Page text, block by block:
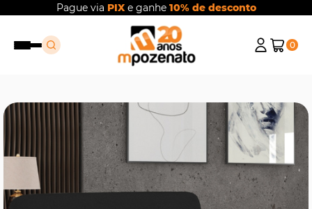
Pague via PIXe ganhe 10% de desconto
0